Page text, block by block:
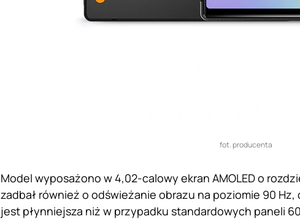
fot. producenta
Model wyposażono w 4,02-calowy ekran AMOLED o
zadbał również o odświeżanie obrazu na poziomie 90
jest płynniejsza niż w przypadku standardowych paneli